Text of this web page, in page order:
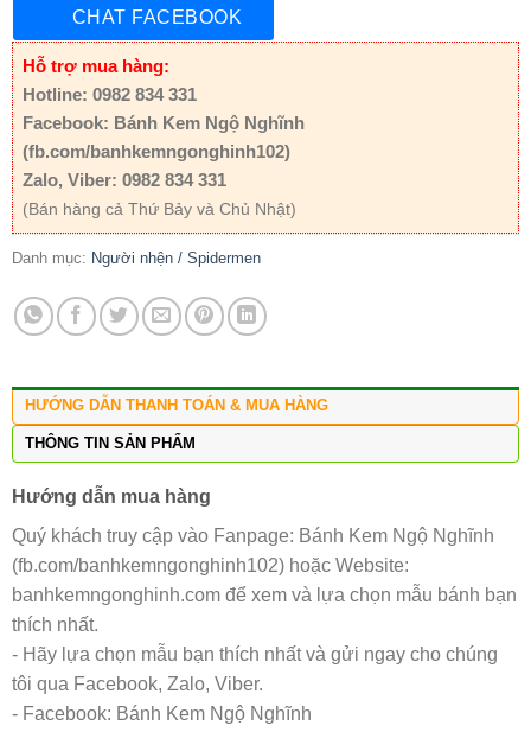
CHAT FACEBOOK
Hỗ trợ mua hàng:
Hotline: 0982 834 331
Facebook: Bánh Kem Ngộ Nghĩnh
(fb.com/banhkemngonghinh102)
Zalo, Viber: 0982 834 331
(Bán hàng cả Thứ Bảy và Chủ Nhật)
Danh mục: Người nhện / Spidermen
HƯỚNG DẪN THANH TOÁN & MUA HÀNG
THÔNG TIN SẢN PHẨM
Hướng dẫn mua hàng
Quý khách truy cập vào Fanpage: Bánh Kem Ngộ Nghĩnh
(fb.com/banhkemngonghinh102) hoặc Website:
banhkemngonghinh.com để xem và lựa chọn mẫu bánh bạn
thích nhất.
- Hãy lựa chọn mẫu bạn thích nhất và gửi ngay cho chúng
tôi qua Facebook, Zalo, Viber.
- Facebook: Bánh Kem Ngộ Nghĩnh